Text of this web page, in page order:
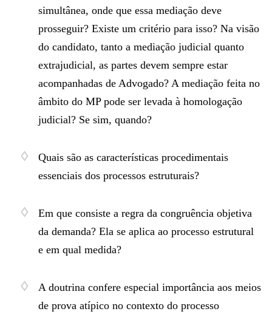
simultânea, onde que essa mediação deve
prosseguir? Existe um critério para isso? Na visão
do candidato, tanto a mediação judicial quanto
extrajudicial, as partes devem sempre estar
acompanhadas de Advogado? A mediação feita no
âmbito do MP pode ser levada à homologação
judicial? Se sim, quando?
Quais são as características procedimentais
essenciais dos processos estruturais?
Em que consiste a regra da congruência objetiva
da demanda? Ela se aplica ao processo estrutural
e em qual medida?
A doutrina confere especial importância aos meios
de prova atípico no contexto do processo